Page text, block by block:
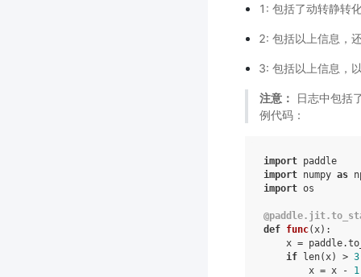
1: 包括了动转静转
2: 包括以上信息，
3: 包括以上信息，
注意：
日志中包括
例代码：
import paddle
import numpy as
import os
@paddle. jit.
def func( x):
x = paddle.
if len( x) > 3
x = x -
1